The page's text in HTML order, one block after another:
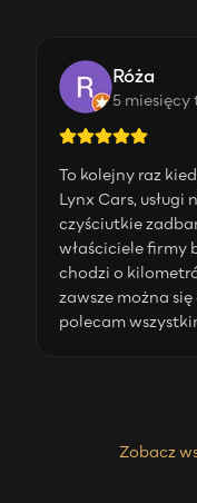
Róża
5 miesięcy
To kolejny raz
Lynx Cars, usługi
czyściutkie
właściciele firmy
chodzi o
zawsze można
polecam
Zobacz